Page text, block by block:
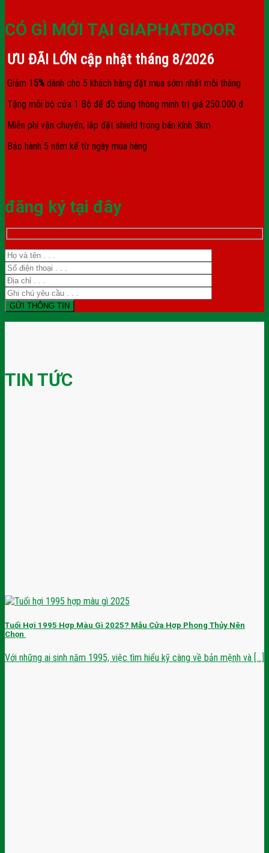
CÓ GÌ MỚI TẠI GIAPHATDOOR
ƯU ĐÃI LỚN cập nhật tháng 8/2026
Giảm 1 5% dành cho 5 khách hàng đặt mua sớm nhất mỗi tháng
Tặng mỗi bộ cửa 1 Bộ để đồ dùng thông minh trị giá 250.000 đ
Miễn phí vận chuyển, lắp đặt shield trong bán kính 3km
Bảo hành 5 năm kể từ ngày mua hàng
đăng ký tại đây
TIN TỨC
Tuổi Hợi 1995 Hợp Màu Gì 2025? Mẫu Cửa Hợp Phong Thủy Nên
Chọn
Với những ai sinh năm 1995, việc tìm hiểu kỹ càng về bản mệnh và [...]